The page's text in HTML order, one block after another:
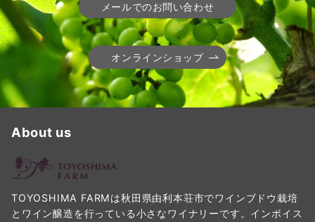
メールでのお問い合わせ
オンラインショップ
About us
TOYOSHIMA FARMは秋田県由利本荘市でワインブドウ栽培
とワイン醸造を行っている小さなワイナリーです。インボイス